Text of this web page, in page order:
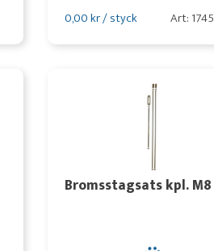
0,00 kr / styck Art: 1745
Bromsstagsats kpl. M8